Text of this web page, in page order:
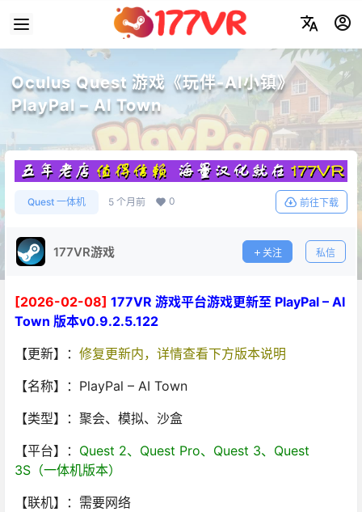
Oculus Quest 游戏《玩伴-AI小镇》
PlayPal – AI Town
Quest 一体机 5 个月前 0 前往下载
177VR游戏 关注 私信
[2026-02-08] 177VR 游戏平台游戏更新至 PlayPal – AI
Town 版本v0.9.2.5.122
【更新】： 修复更新内，详情查看下方版本说明
【名称】：PlayPal – AI Town
【类型】：聚会、模拟、沙盒
【平台】： Quest 2、Quest Pro、Quest 3、Quest
3S（一体机版本）
【联机】：需要网络